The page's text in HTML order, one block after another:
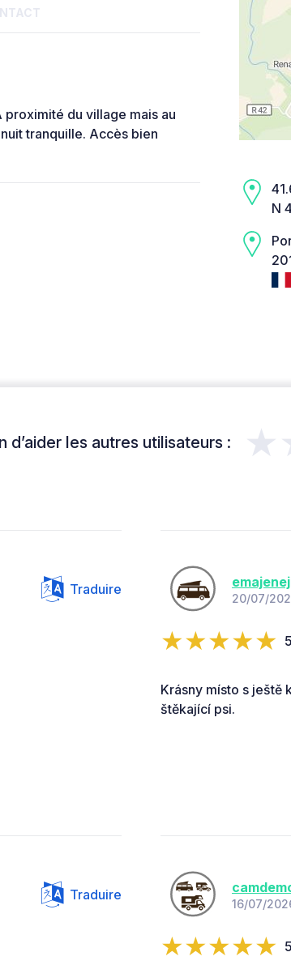
du village mais au
tranquille. Accès bien
N
d’aider les autres utilisateurs :
Traduire emajenej
20/07/
Krásny místo s ještě
štěkající psi.
Traduire
16/07/